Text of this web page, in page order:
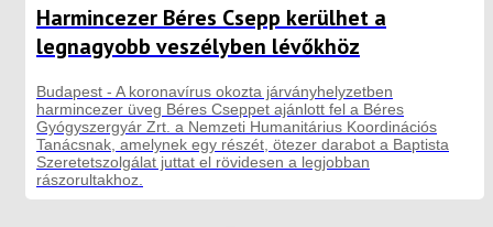
Harmincezer Béres Csepp kerülhet a
legnagyobb veszélyben lévőkhöz
Budapest - A koronavírus okozta járványhelyzetben
harmincezer üveg Béres Cseppet ajánlott fel a Béres
Gyógyszergyár Zrt. a Nemzeti Humanitárius Koordinációs
Tanácsnak, amelynek egy részét, ötezer darabot a Baptista
Szeretetszolgálat juttat el rövidesen a legjobban
rászorultakhoz.